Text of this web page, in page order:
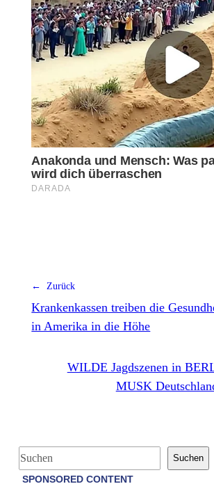
← Zurück
Krankenkassen treiben die
in Amerika in die Höhe
WILDE Jagdszenen in
MUSK
S
u
Suchen